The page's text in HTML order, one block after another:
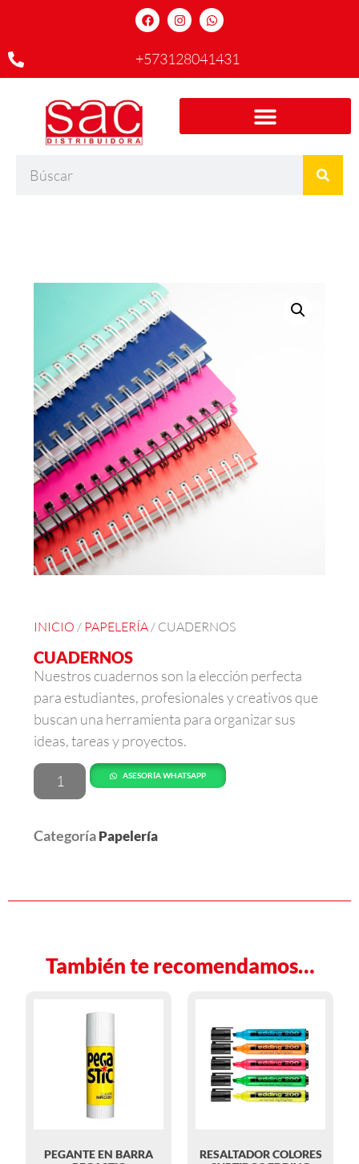
+573128041431
INICIO / PAPELERÍA/ CUADERNOS
CUADERNOS
Nuestros cuadernos son la elección perfecta
para estudiantes, profesionales y creativos que
buscan una herramienta para organizar sus
ideas, tareas y proyectos.
ASESORÍA WHATSAPP
CategoríaPapelería
También te recomendamos…
PEGANTE EN BARRA
RESALTADOR COLORES